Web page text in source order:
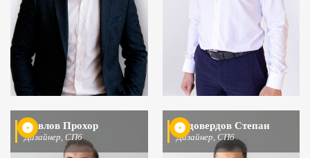
Павлов Прохор
Дизайнер, СПб
Худовердов Степан
Дизайнер, СПб